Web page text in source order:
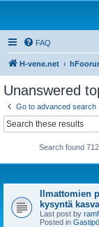
FAQ
H-vene.net
Unanswered
Go to advanced search
Search found
Ilmattomien
kysyntä
Last post by
Posted in